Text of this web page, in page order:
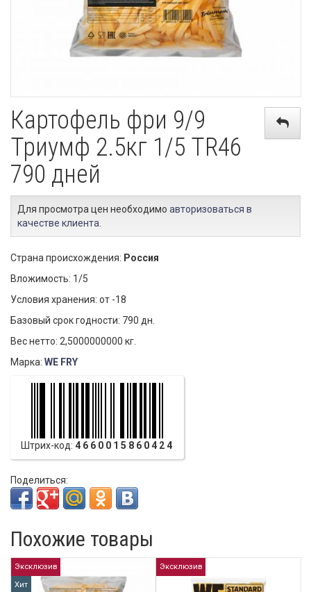
Картофель фри 9/9
Триумф 2.5кг 1/5 TR46
790 дней
Для просмотра цен необходимо авторизоваться в
качестве клиента
Страна происхождения: Россия
Вложимость: 1/5
Условия хранения: от -18
Базовый срок годности: 790 дн.
Вес нетто: 2,5000000000 кг.
Марка: WE FRY
Штрих-код: 4660015860424
Поделиться:
Похожие товары
Эксклюзив
Хит
Эксклюзив